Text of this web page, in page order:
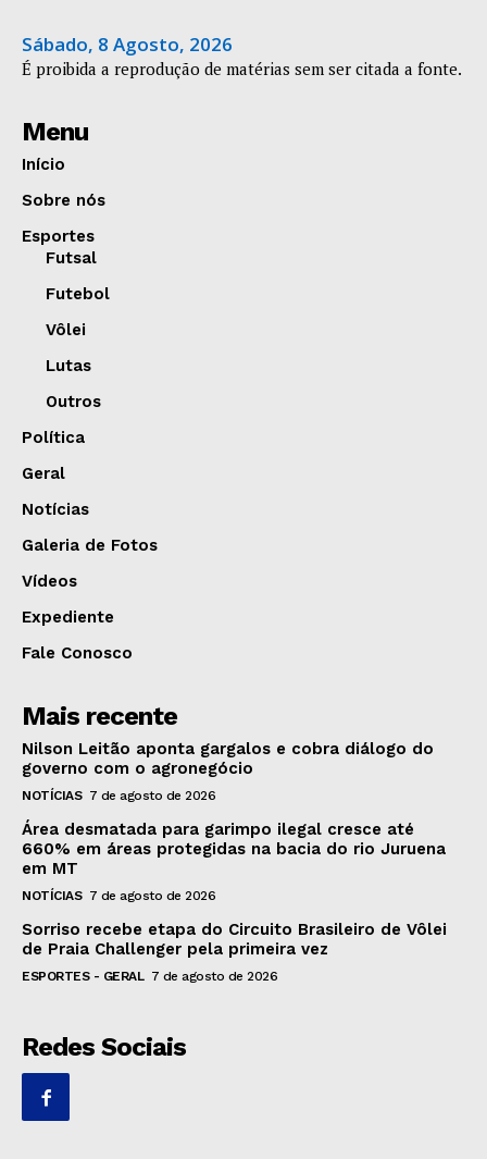
Sábado, 8 Agosto, 2026
É proibida a reprodução de matérias sem ser citada a fonte.
Menu
Início
Sobre nós
Esportes
Futsal
Futebol
Vôlei
Lutas
Outros
Política
Geral
Notícias
Galeria de Fotos
Vídeos
Expediente
Fale Conosco
Mais recente
Nilson Leitão aponta gargalos e cobra diálogo do
governo com o agronegócio
NOTÍCIAS 7 de agosto de 2026
Área desmatada para garimpo ilegal cresce até
660% em áreas protegidas na bacia do rio Juruena
em MT
NOTÍCIAS 7 de agosto de 2026
Sorriso recebe etapa do Circuito Brasileiro de Vôlei
de Praia Challenger pela primeira vez
ESPORTES - GERAL 7 de agosto de 2026
Redes Sociais